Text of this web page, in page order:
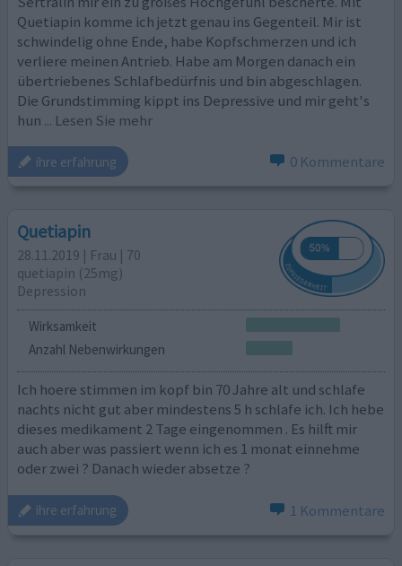
Quetiapin komme ich jetzt genau ins Gegenteil. Mir ist
schwindelig ohne Ende, habe Kopfschmerzen und ich
verliere meinen Antrieb. Habe am Morgen danach ein
übertriebenes Schlafbedürfnis und bin abgeschlagen.
Die Grundstimming kippt ins Depressive und mir geht's
hun ... Lesen Sie mehr
ihre erfahrung 0 Kommentare
Quetiapin
28.11.2019 | Frau | 70
quetiapin (25mg)
Depression
Wirksamkeit
Anzahl Nebenwirkungen
Ich hoere stimmen im kopf bin 70 Jahre alt und schlafe
nachts nicht gut aber mindestens 5 h schlafe ich. Ich hebe
dieses medikament 2 Tage eingenommen . Es hilft mir
auch aber was passiert wenn ich es 1 monat einnehme
oder zwei ? Danach wieder absetze ?
ihre erfahrung 1 Kommentare